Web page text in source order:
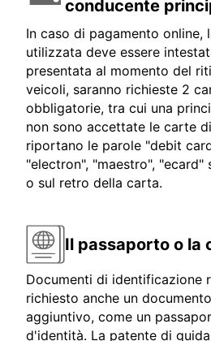
conducente
In caso di pagamento
utilizzata deve essere
presentata al momento del
veicoli, saranno richieste 2
obbligatorie, tra cui una
non sono accettate le carte
riportano le parole "debit
"electron", "maestro",
o sul retro della carta.
Il passaporto o la
Documenti di identificazione
richiesto anche un
aggiuntivo, come un
d'identità. La patente di